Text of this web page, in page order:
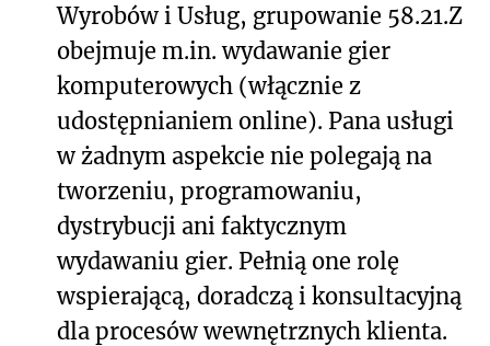
Wyrobów i Usług, grupowanie 58.21.Z
obejmuje m.in. wydawanie gier
komputerowych (włącznie z
udostępnianiem online). Pana usługi
w żadnym aspekcie nie polegają na
tworzeniu, programowaniu,
dystrybucji ani faktycznym
wydawaniu gier. Pełnią one rolę
wspierającą, doradczą i konsultacyjną
dla procesów wewnętrznych klienta.